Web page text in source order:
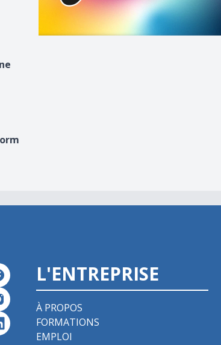
L'ENTREPRISE
À PROPOS
FORMATIONS
EMPLOI